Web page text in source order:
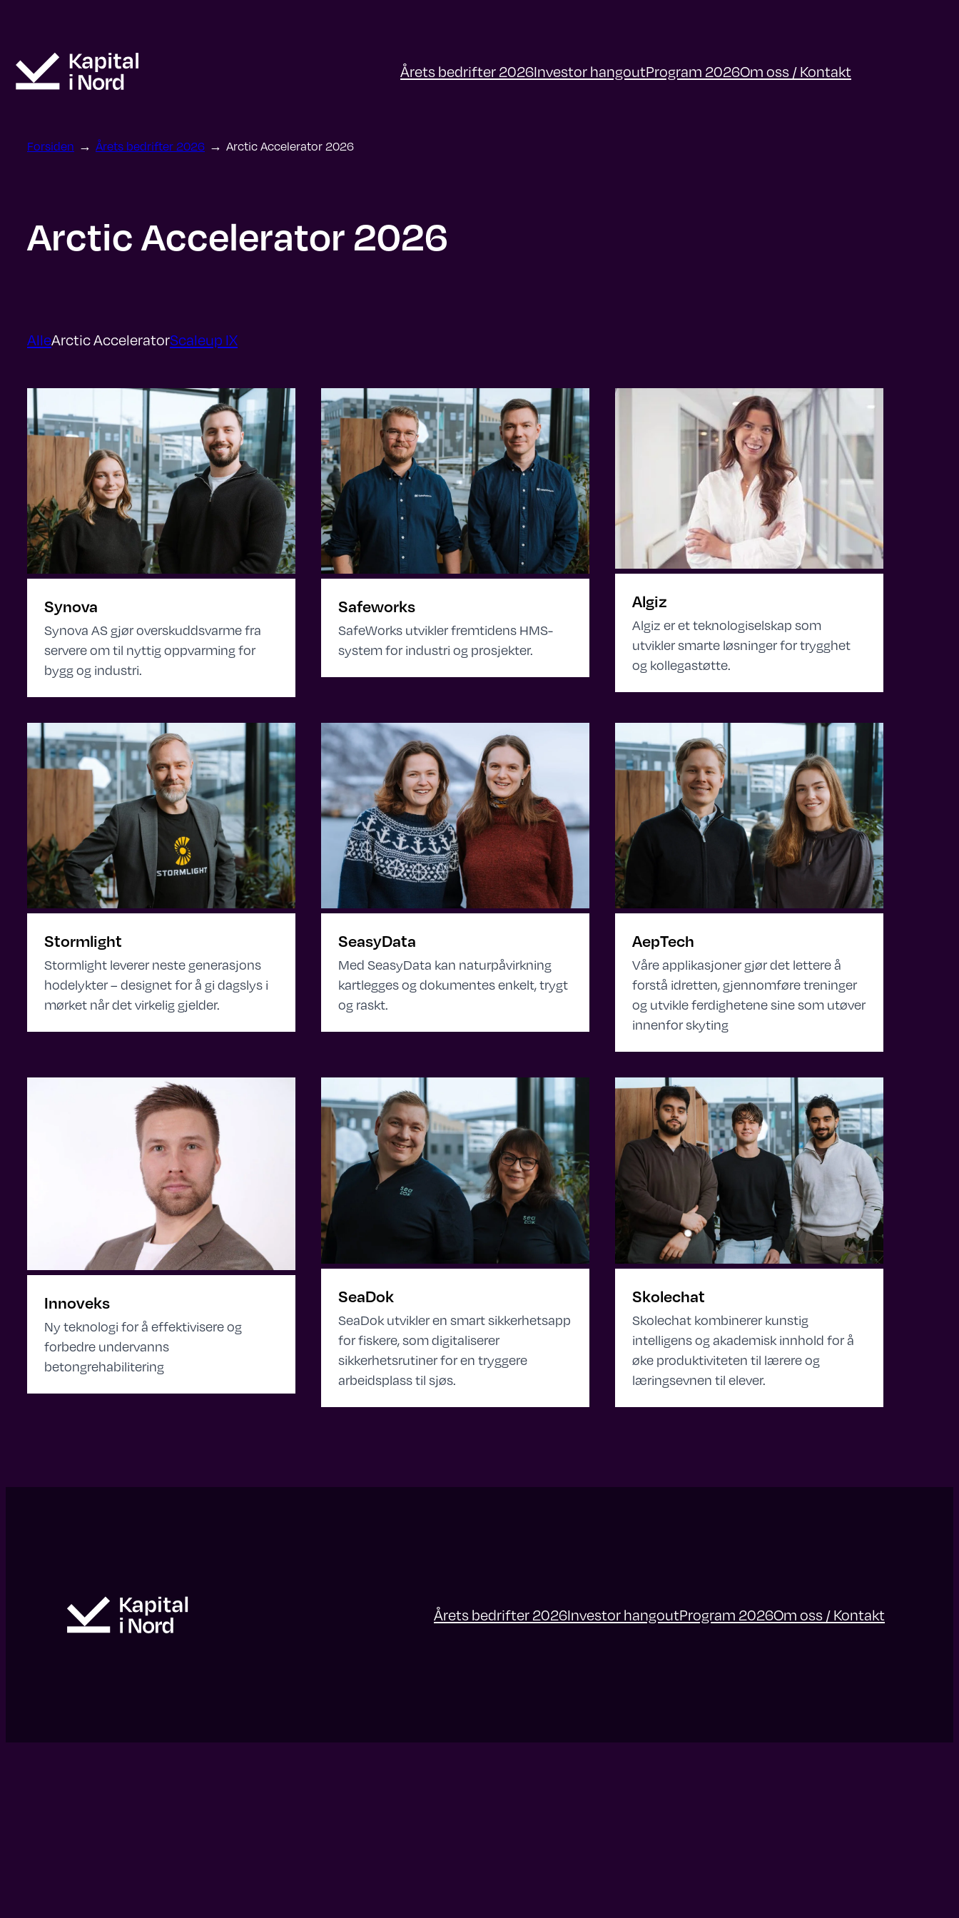
innhold
Årets bedrifter 2026Investor hangoutProgram 2026Om oss / Kontakt
Forsiden → Årets bedrifter 2026 → Arctic Accelerator 2026
Arctic Accelerator 2026
AlleArctic AcceleratorScaleup IX
Synova
Synova AS gjør overskuddsvarme fra
servere om til nyttig oppvarming for
bygg og industri.
Safeworks
SafeWorks utvikler fremtidens HMS-
system for industri og prosjekter.
Algiz
Algiz er et teknologiselskap som
utvikler smarte løsninger for trygghet
og kollegastøtte.
Stormlight
Stormlight leverer neste generasjons
hodelykter – designet for å gi dagslys i
mørket når det virkelig gjelder.
SeasyData
Med SeasyData kan naturpåvirkning
kartlegges og dokumentes enkelt, trygt
og raskt.
AepTech
Våre applikasjoner gjør det lettere å
forstå idretten, gjennomføre treninger
og utvikle ferdighetene sine som utøver
innenfor skyting
Innoveks
Ny teknologi for å effektivisere og
forbedre undervanns
betongrehabilitering
SeaDok
SeaDok utvikler en smart sikkerhetsapp
for fiskere, som digitaliserer
sikkerhetsrutiner for en tryggere
arbeidsplass til sjøs.
Skolechat
Skolechat kombinerer kunstig
intelligens og akademisk innhold for å
øke produktiviteten til lærere og
læringsevnen til elever.
Årets bedrifter 2026Investor hangoutProgram 2026Om oss / Kontakt